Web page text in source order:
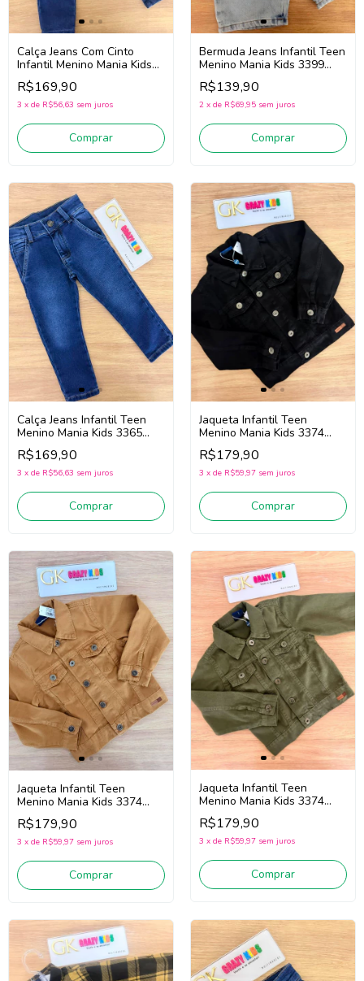
Calça Jeans Com Cinto
Infantil Menino Mania Kids
3401 (Jeans Escuro)
R$169,90
3 x de R$56,63 sem juros
Comprar
Bermuda Jeans Infantil Teen
Menino Mania Kids 3399
(Jeans Claro)
R$139,90
2 x de R$69,95 sem juros
Comprar
Calça Jeans Infantil Teen
Menino Mania Kids 3365
(Jeans Escuro)
R$169,90
3 x de R$56,63 sem juros
Comprar
Jaqueta Infantil Teen
Menino Mania Kids 3374
(Preto)
R$179,90
3 x de R$59,97 sem juros
Comprar
Jaqueta Infantil Teen
Menino Mania Kids 3374
(Mostarda)
R$179,90
3 x de R$59,97 sem juros
Comprar
Jaqueta Infantil Teen
Menino Mania Kids 3374
(Verde)
R$179,90
3 x de R$59,97 sem juros
Comprar